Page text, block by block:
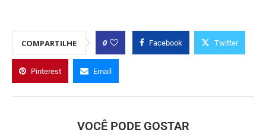
COMPARTILHE 0 Facebook Twitter
Pinterest Email
VOCÊ PODE GOSTAR